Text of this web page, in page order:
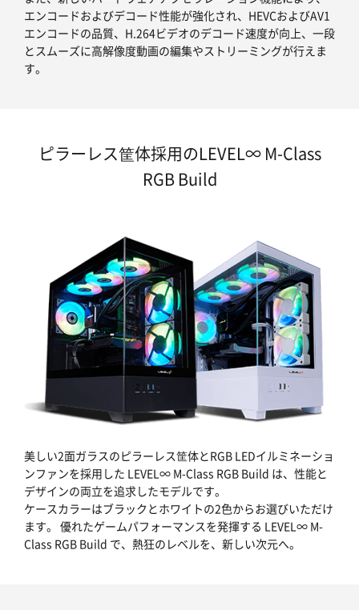
エンコードおよびデコード性能が強化され、HEVCおよびAV1
エンコードの品質、H.264ビデオのデコード速度が向上、一段
とスムーズに高解像度動画の編集やストリーミングが行えま
す。
ピラーレス筐体採用のLEVEL∞ M-Class
RGB Build
美しい2面ガラスのピラーレス筐体とRGB LEDイルミネーショ
ンファンを採用した LEVEL∞ M-Class RGB Build は、性能と
デザインの両立を追求したモデルです。
ケースカラーはブラックとホワイトの2色からお選びいただけ
ます。 優れたゲームパフォーマンスを発揮する LEVEL∞ M-
Class RGB Build で、熱狂のレベルを、新しい次元へ。